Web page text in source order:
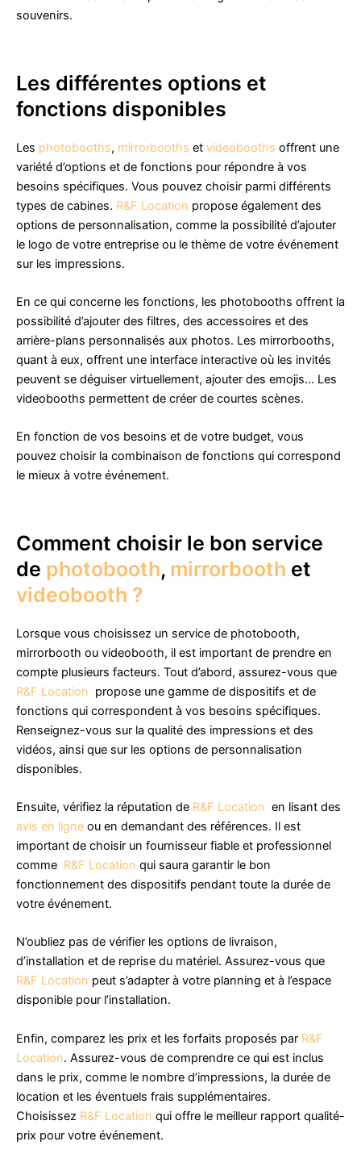
souvenirs.
Les différentes options et
fonctions disponibles
Les photobooths, mirrorbooths et videobooths offrent une
variété d’options et de fonctions pour répondre à vos
besoins spécifiques. Vous pouvez choisir parmi différents
types de cabines. R&F Location propose également des
options de personnalisation, comme la possibilité d’ajouter
le logo de votre entreprise ou le thème de votre événement
sur les impressions.
En ce qui concerne les fonctions, les photobooths offrent la
possibilité d’ajouter des filtres, des accessoires et des
arrière-plans personnalisés aux photos. Les mirrorbooths,
quant à eux, offrent une interface interactive où les invités
peuvent se déguiser virtuellement, ajouter des emojis… Les
videobooths permettent de créer de courtes scènes.
En fonction de vos besoins et de votre budget, vous
pouvez choisir la combinaison de fonctions qui correspond
le mieux à votre événement.
Comment choisir le bon service
de photobooth, mirrorbooth et
videobooth ?
Lorsque vous choisissez un service de photobooth,
mirrorbooth ou videobooth, il est important de prendre en
compte plusieurs facteurs. Tout d’abord, assurez-vous que
R&F Location propose une gamme de dispositifs et de
fonctions qui correspondent à vos besoins spécifiques.
Renseignez-vous sur la qualité des impressions et des
vidéos, ainsi que sur les options de personnalisation
disponibles.
Ensuite, vérifiez la réputation de R&F Location en lisant des
avis en ligne ou en demandant des références. Il est
important de choisir un fournisseur fiable et professionnel
comme R&F Location qui saura garantir le bon
fonctionnement des dispositifs pendant toute la durée de
votre événement.
N’oubliez pas de vérifier les options de livraison,
d’installation et de reprise du matériel. Assurez-vous que
R&F Location peut s’adapter à votre planning et à l’espace
disponible pour l’installation.
Enfin, comparez les prix et les forfaits proposés par R&F
Location. Assurez-vous de comprendre ce qui est inclus
dans le prix, comme le nombre d’impressions, la durée de
location et les éventuels frais supplémentaires.
Choisissez R&F Location qui offre le meilleur rapport qualité-
prix pour votre événement.